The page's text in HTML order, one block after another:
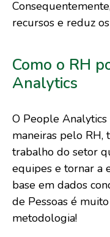
recursos e reduz
Como o RH
Analytics
O People
maneiras pelo
trabalho do setor
equipes e tornar a
base em dados
de Pessoas é
metodologia!